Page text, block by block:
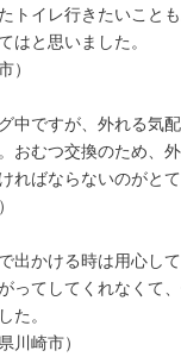
トイレ行きたいこと
はと思いました。
）
中ですが、外れる気
おむつ交換のため、
ればならないのがとて
出かける時は用心し
ってしてくれなくて
た。
川崎市）